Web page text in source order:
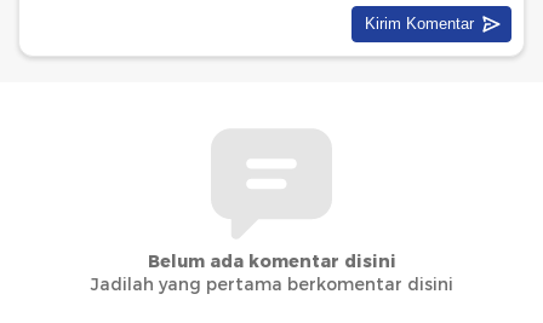
Belum ada komentar disini
Jadilah yang pertama berkomentar disini